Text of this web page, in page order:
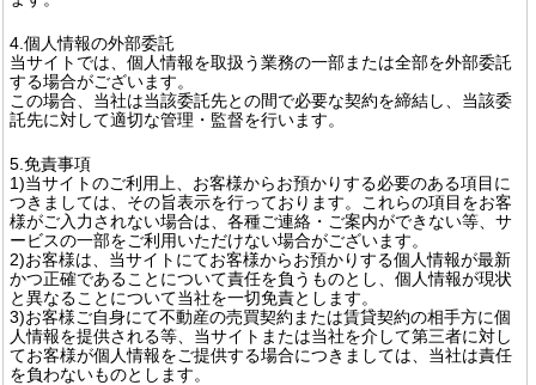
4.個人情報の外部委託
当サイトでは、個人情報を取扱う業務の一部または全部を外部委託
する場合がございます。
この場合、当社は当該委託先との間で必要な契約を締結し、当該委
託先に対して適切な管理・監督を行います。
5.免責事項
1)当サイトのご利用上、お客様からお預かりする必要のある項目に
つきましては、その旨表示を行っております。これらの項目をお客
様がご入力されない場合は、各種ご連絡・ご案内ができない等、サ
ービスの一部をご利用いただけない場合がございます。
2)お客様は、当サイトにてお客様からお預かりする個人情報が最新
かつ正確であることについて責任を負うものとし、個人情報が現状
と異なることについて当社を一切免責とします。
3)お客様ご自身にて不動産の売買契約または賃貸契約の相手方に個
人情報を提供される等、当サイトまたは当社を介して第三者に対し
てお客様が個人情報をご提供する場合につきましては、当社は責任
を負わないものとします。